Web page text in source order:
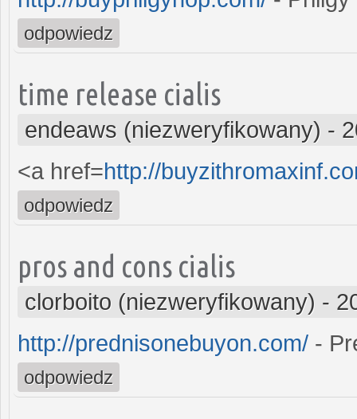
odpowiedz
time release cialis
endeaws (niezweryfikowany) -
<a href=http://
odpowiedz
pros and cons cialis
clorboito (niezweryfikowany) -
http://prednisonebuyon.com/ -
odpowiedz